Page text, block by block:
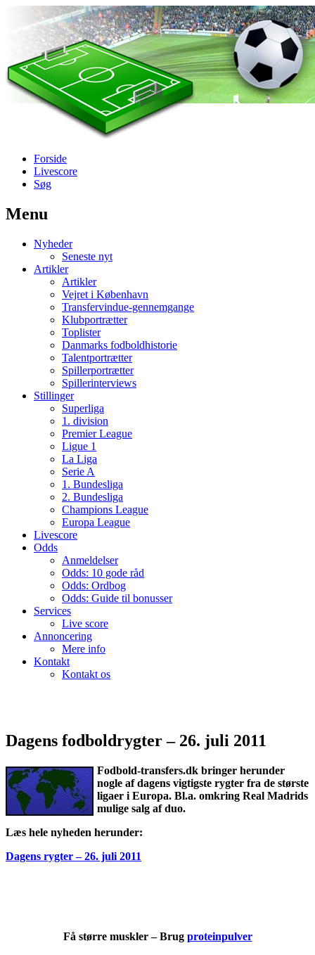
Forside
Livescore
Søg
Наши партнеры
лучшие займы
Menu
Nyheder
Seneste nyt
Artikler
Artikler
Vejret i København
Transfervindue-gennemgange
Klubportrætter
Toplister
Danmarks fodboldhistorie
Talentportrætter
Spillerportrætter
Spillerinterviews
Stillinger
Superliga
1. division
Premier League
Ligue 1
La Liga
Serie A
1. Bundesliga
2. Bundesliga
Champions League
Europa League
Livescore
Odds
Anmeldelser
Odds: 10 gode råd
Odds: Ordbog
Odds: Guide til bonusser
Services
Live score
Annoncering
Mere info
Kontakt
Kontakt os
Dagens fodboldrygter – 26. juli 2011
Fodbold-transfers.dk bringer herunder
nogle af dagens vigtigste rygter fra de største
ligaer i Europa. Bl.a. omkring Real Madrids
mulige salg af duo.
Læs hele nyheden herunder:
Dagens rygter – 26. juli 2011
Få større muskler – Brug proteinpulver